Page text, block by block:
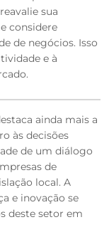
sua
considere
de negócios. Isso
e à
ainda mais a
às decisões
de um diálogo
de
local. A
e inovação se
deste setor em